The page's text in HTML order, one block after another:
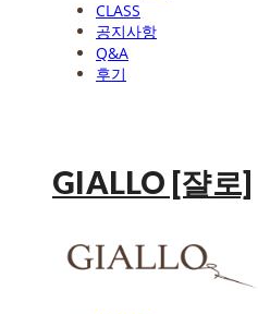
CLASS
공지사항
Q&A
후기
GIALLO [쟐로]